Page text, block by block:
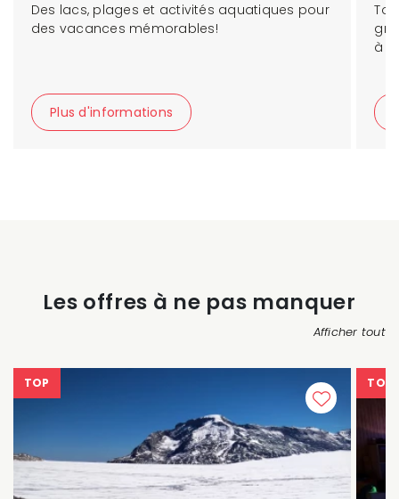
Des lacs, plages et activités aquatiques pour
des vacances mémorables!
Plus d'informations
à
Les offres à ne pas manquer
Afficher tout
TOP TOP